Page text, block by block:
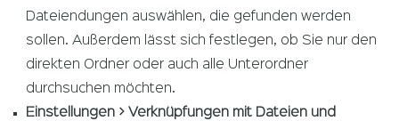
Dateiendungen auswählen, die gefunden werden
sollen. Außerdem lässt sich festlegen, ob Sie nur den
direkten Ordner oder auch alle Unterordner
durchsuchen möchten.
Einstellungen > Verknüpfungen mit Dateien und